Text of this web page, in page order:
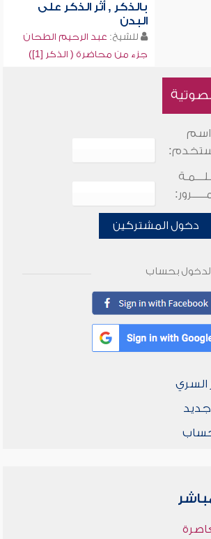
بالذكر , أثر الذكر على
البدن
للشيخ: عبد الرحيم الطحان
جزء من محاضرة ( الذكر [1])
اسم
دخول المشتركين
الدخول بحساب
السري
حساب